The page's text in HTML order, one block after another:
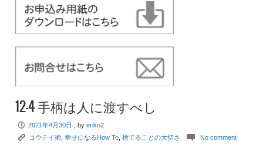
12-4 手柄は人に渡すべし
P 2021年4月30日 , by eriko2
K コウテイ術 幸せになるHow To 捨てることの大切さ c No comment